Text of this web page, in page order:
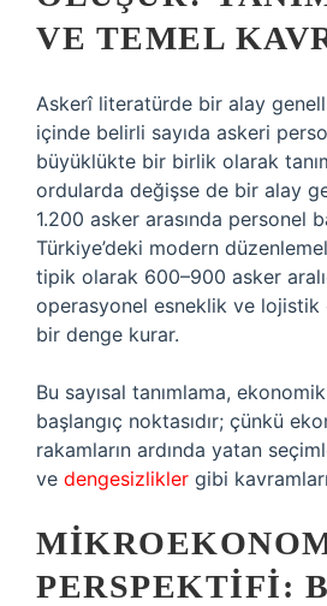
VE TEMEL
Askerî literatürde bir alay
içinde belirli sayıda askeri
büyüklükte bir birlik olarak
ordularda değişse de bir alay
1.200 asker arasında personel
Türkiye’deki modern
tipik olarak 600–900 asker
operasyonel esneklik ve lojistik
bir denge kurar.
Bu sayısal tanımlama,
başlangıç noktasıdır; çünkü
rakamların ardında yatan
ve dengesizlikler gibi
PERSPEKTIFI: